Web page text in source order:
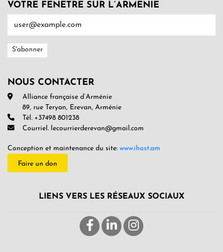
VOTRE FENÊTRE SUR L’ARMENIE
NOUS CONTACTER
Alliance française d’Arménie
89, rue Teryan, Erevan, Arménie
Tél. +37498 801238
Courriel. lecourrierderevan@gmail.com
Conception et maintenance du site: www.ihost.am
Faire un don
LIENS VERS LES RÉSEAUX SOCIAUX